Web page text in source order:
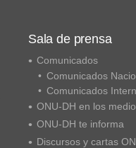
Sala de prensa
Comunicados
Comunicados
Comunicados
ONU-DH en los
ONU-DH te informa
Discursos y cartas